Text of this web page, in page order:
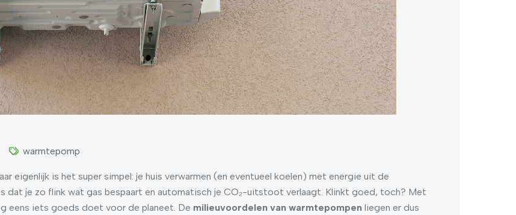
warmtepomp
eigenlijk is het super simpel: je huis verwarmen (en eventueel koelen) met energie uit de
dat je zo flink wat gas bespaart en automatisch je CO₂-uitstoot verlaagt. Klinkt goed, toch? Met
eens iets goeds doet voor de planeet. De milieuvoordelen van warmtepompen liegen er dus